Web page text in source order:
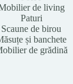
de living
Paturi
Scaune de birou
și banchete
de grădină